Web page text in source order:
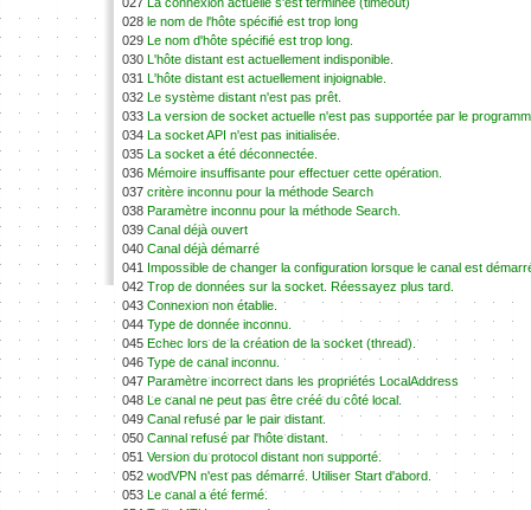
028 le nom de l'hôte spécifié est trop long
029 Le nom d'hôte spécifié est trop long.
030 L'hôte distant est actuellement indisponible.
031 L'hôte distant est actuellement injoignable.
032 Le système distant n'est pas prêt.
033 La version de socket actuelle n'est pas supportée par le
034 La socket API n'est pas initialisée.
035 La socket a été déconnectée.
036 Mémoire insuffisante pour effectuer cette opération.
037 critère inconnu pour la méthode Search
038 Paramètre inconnu pour la méthode Search.
039 Canal déjà ouvert
040 Canal déjà démarré
041 Impossible de changer la configuration lorsque le canal est
042 Trop de données sur la socket. Réessayez plus tard.
043 Connexion non établie.
044 Type de donnée inconnu.
045 Echec lors de la création de la socket (thread).
046 Type de canal inconnu.
047 Paramètre incorrect dans les propriétés LocalAddress
048 Le canal ne peut pas être créé du côté local.
049 Canal refusé par le pair distant.
050 Cannal refusé par l'hôte distant.
051 Version du protocol distant non supporté.
052 wodVPN n'est pas démarré. Utiliser Start d'abord.
053 Le canal a été fermé.